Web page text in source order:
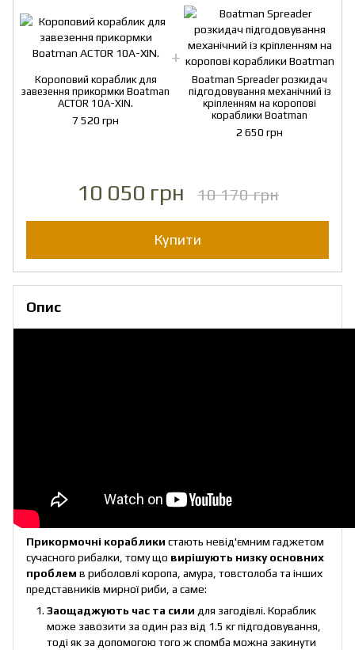
Короповий кораблик для
завезення прикормки Boatman
ACTOR 10A-XIN.
7 520 грн
Boatman Spreader розкидач
підгодовування механічний із
кріпленням на коропові
кораблики Boatman
2 650 грн
10 050 грн 10 170 грн
Купити
Опис
Прикормочні кораблики стають невід'ємним гаджетом
сучасного рибалки, тому що вирішують низку основних
проблем в риболовлі коропа, амура, товстолоба та інших
представників мирної риби, а саме:
Заощаджують час та сили для загодівлі. Кораблик
може завозити за один раз від 1.5 кг підгодовування,
тоді як за допомогою того ж спомба можна закинути